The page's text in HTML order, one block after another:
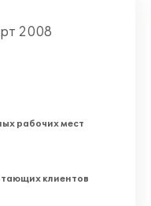
2008
рабочих мест
клиентов